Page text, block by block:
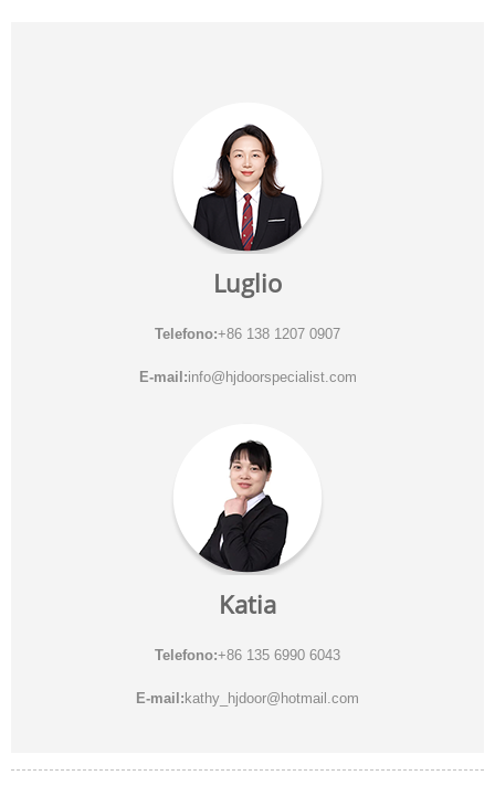
Luglio
Telefono:+86 138 1207 0907
E-mail:info@hjdoorspecialist.com
Katia
Telefono:+86 135 6990 6043
E-mail:kathy_hjdoor@hotmail.com